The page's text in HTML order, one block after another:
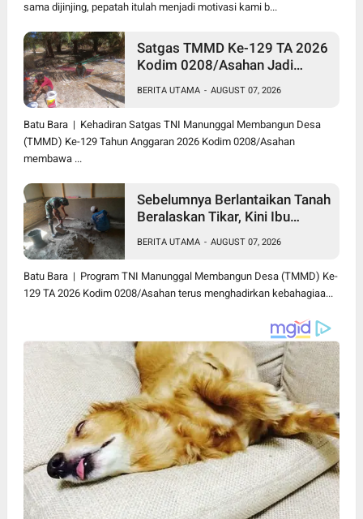
sama dijinjing, pepatah itulah menjadi motivasi kami b...
Satgas TMMD Ke-129 TA 2026
Kodim 0208/Asahan Jadi
Maghribi yang Mulai Rapuh
BERITA UTAMA - AUGUST 07, 2026
Batu Bara | Kehadiran Satgas TNI Manunggal Membangun Desa
(TMMD) Ke-129 Tahun Anggaran 2026 Kodim 0208/Asahan
membawa ...
Sebelumnya Berlantaikan Tanah
Beralaskan Tikar, Kini Ibu
yang Layak Berkat Satgas
TMMD Ke-129 Kodim
0208/Asahan
BERITA UTAMA - AUGUST 07, 2026
Batu Bara | Program TNI Manunggal Membangun Desa (TMMD) Ke-
129 TA 2026 Kodim 0208/Asahan terus menghadirkan kebahagiaa...